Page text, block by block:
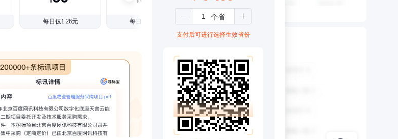
每日仅1.26元 每日仅1.08元
支付后可进行选择生效省份